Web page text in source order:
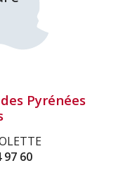
Pyrénées
97 60